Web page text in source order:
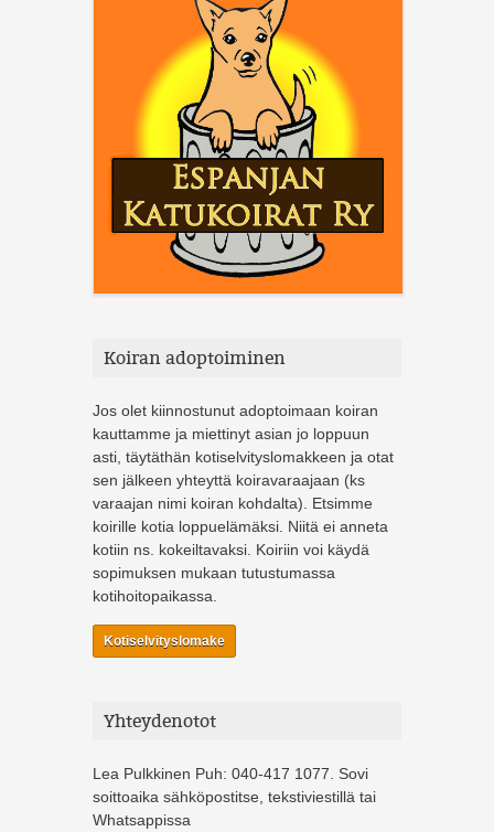
Koiran adoptoiminen
Jos olet kiinnostunut adoptoimaan koiran
kauttamme ja miettinyt asian jo loppuun
asti, täytäthän kotiselvityslomakkeen ja otat
sen jälkeen yhteyttä koiravaraajaan (ks
varaajan nimi koiran kohdalta). Etsimme
koirille kotia loppuelämäksi. Niitä ei anneta
kotiin ns. kokeiltavaksi. Koiriin voi käydä
sopimuksen mukaan tutustumassa
kotihoitopaikassa.
Kotiselvityslomake
Yhteydenotot
Lea Pulkkinen Puh: 040-417 1077. Sovi
soittoaika sähköpostitse, tekstiviestillä tai
Whatsappissa